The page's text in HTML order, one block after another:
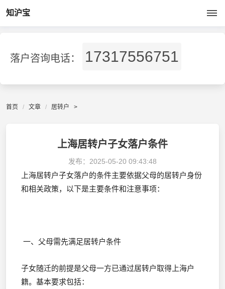
知沪宝
落户咨询电话： 17317556751
首页 文章 居转户 >
上海居转户子女落户条件
发布： 2025-05-20 09:43:48
上海居转户子女落户的条件主要依据父母的居转户身份
和相关政策，以下是主要条件和注意事项：
一、父母需先满足居转户条件
子女随迁的前提是父母一方已通过居转户取得上海户
籍。基本要求包括：